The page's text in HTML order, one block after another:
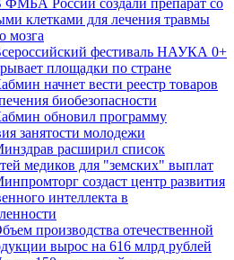
России создали препарат со
клетками для лечения травмы
мозга
фестиваль НАУКА 0+
площадки по стране
начнет вести реестр товаров
биобезопасности
обновил программу
занятости молодежи
расширил список
медиков для "земских" выплат
создаст центр развития
интеллекта в
производства отечественной
вырос на 616 млрд рублей